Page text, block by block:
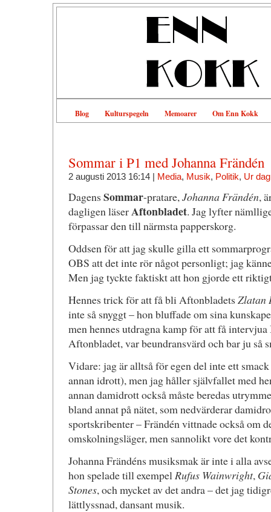
Blog Kulturspegeln Memoarer Om Enn Kokk
Sommar i P1 med Johanna Frändén
2 augusti 2013 16:14 | Media, Musik, Politik, Ur
Dagens Sommar-pratare,Johanna Frändén,
dagligen läserAftonbladet. Jag lyfter
förpassar den till närmsta papperskorg.
Oddsen för att jag skulle gilla ett
OBS att det inte rör något personligt; jag
Men jag tyckte faktiskt att hon gjorde ett
Hennes trick för att få bli Aftonbladets Zlatan
inte så snyggt – hon bluffade om sina
men hennes utdragna kamp för att få
Aftonbladet, var beundransvärd och bar ju så
Vidare: jag är alltså för egen del inte ett
annan idrott), men jag håller självfallet med
annan damidrott också måste beredas
bland annat på nätet, som nedvärderar
sportskribenter – Frändén vittnade också om
omskolningsläger, men sannolikt vore det
Johanna Frändéns musiksmak är inte i alla
hon spelade till exempelRufus Wainwright,
Stones, och mycket av det andra – det jag
lättlyssnad, dansant musik.